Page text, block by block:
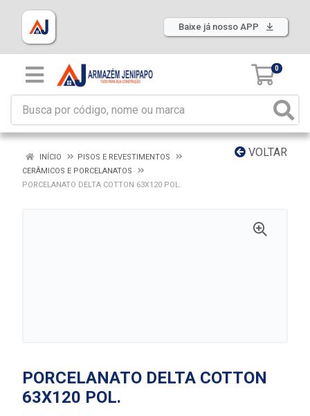
Baixe já nosso APP
0
VOLTAR
INÍCIO
PISOS E REVESTIMENTOS
CERÂMICOS E PORCELANATOS
PORCELANATO DELTA COTTON 63X120 POL.
PORCELANATO DELTA COTTON
63X120 POL.